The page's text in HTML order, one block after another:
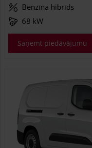
Benzīna hibrīds
68 kW
Saņemt piedāvājumu